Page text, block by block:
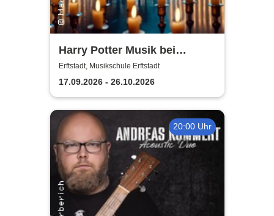
Harry Potter Musik bei
Kerzenschein
Erftstadt, Musikschule Erftstadt
17.09.2026 - 26.10.2026
20:00 Uhr